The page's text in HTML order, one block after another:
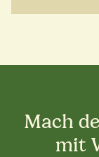
Mach
mit